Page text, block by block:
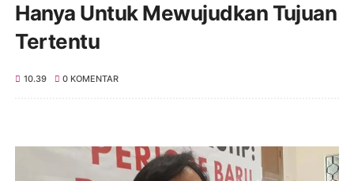
Hanya Untuk Mewujudkan Tujuan
Tertentu
10.39 0 KOMENTAR